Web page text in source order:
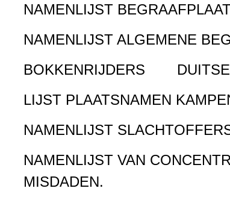
NAMENLIJST
NAMENLIJST ALGEMENE
BOKKENRIJDERS
LIJST PLAATSNAMEN
NAMENLIJST
NAMENLIJST VAN
MISDADEN.